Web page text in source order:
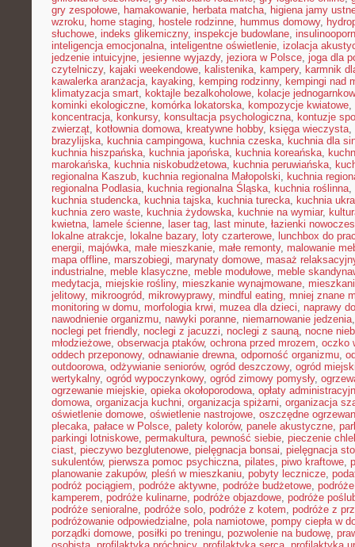
gry zespołowe, hamakowanie, herbata matcha, higiena jamy
wzroku, home staging, hostele rodzinne, hummus domowy,
słuchowe, indeks glikemiczny, inspekcje budowlane,
inteligencja emocjonalna, inteligentne oświetlenie, izolacja
jedzenie intuicyjne, jesienne wyjazdy, jeziora w Polsce, joga dla
czytelniczy, kajaki weekendowe, kalistenika, kampery, karmnik
kawalerka aranżacja, kayaking, kemping rodzinny, kempingi nad
klimatyzacja smart, koktajle bezalkoholowe, kolacje
kominki ekologiczne, komórka lokatorska, kompozycje kwiatowe,
koncentracja, konkursy, konsultacja psychologiczna, kontuzje
zwierząt, kotłownia domowa, kreatywne hobby, księga wieczysta,
brazylijska, kuchnia campingowa, kuchnia czeska, kuchnia dla
kuchnia hiszpańska, kuchnia japońska, kuchnia koreańska,
marokańska, kuchnia niskobudżetowa, kuchnia peruwiańska,
regionalna Kaszub, kuchnia regionalna Małopolski, kuchnia
regionalna Podlasia, kuchnia regionalna Śląska, kuchnia roślinna,
kuchnia studencka, kuchnia tajska, kuchnia turecka, kuchnia
kuchnia zero waste, kuchnia żydowska, kuchnie na wymiar,
kwietna, lamele ścienne, laser tag, last minute, łazienki
lokalne atrakcje, lokalne bazary, loty czarterowe, lunchbox do
energii, majówka, małe mieszkanie, małe remonty, malowanie
mapa offline, marszobiegi, marynaty domowe, masaż
industrialne, meble klasyczne, meble modułowe, meble
medytacja, miejskie rośliny, mieszkanie wynajmowane,
jelitowy, mikroogród, mikrowyprawy, mindful eating, mniej znane
monitoring w domu, morfologia krwi, muzea dla dzieci, naprawy
nawodnienie organizmu, nawyki poranne, niemarnowanie jedzenia
noclegi pet friendly, noclegi z jacuzzi, noclegi z sauną, nocne
młodzieżowe, obserwacja ptaków, ochrona przed mrozem, oczko
oddech przeponowy, odnawianie drewna, odporność organizmu,
outdoorowa, odżywianie seniorów, ogród deszczowy, ogród
wertykalny, ogród wypoczynkowy, ogród zimowy pomysły,
ogrzewanie miejskie, opieka okołoporodowa, opłaty
domowa, organizacja kuchni, organizacja spiżarni, organizacja
oświetlenie domowe, oświetlenie nastrojowe, oszczędne
plecaka, pałace w Polsce, palety kolorów, panele akustyczne,
parkingi lotniskowe, permakultura, pewność siebie, pieczenie
ciast, pieczywo bezglutenowe, pielęgnacja bonsai, pielęgnacja
sukulentów, pierwsza pomoc psychiczna, pilates, piwo kraftowe,
planowanie zakupów, pleśń w mieszkaniu, pobyty lecznicze,
podróż pociągiem, podróże aktywne, podróże budżetowe,
kamperem, podróże kulinarne, podróże objazdowe, podróże
podróże senioralne, podróże solo, podróże z kotem, podróże z
podróżowanie odpowiedzialne, pola namiotowe, pompy ciepła w
porządki domowe, posiłki po treningu, pozwolenie na budowę,